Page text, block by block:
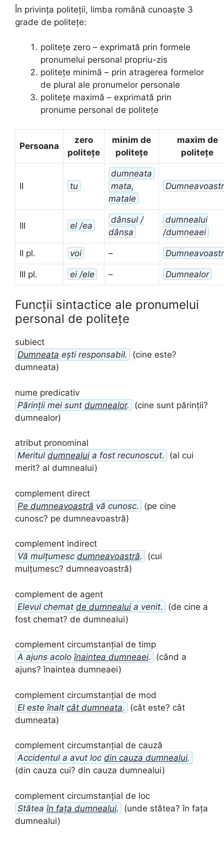
În privința politeții, limba română cunoaște 3
grade de politețe:
politețe zero – exprimată prin formele
pronumelui personal propriu-zis
politețe minimă – prin atragerea formelor
de plural ale pronumelor personale
politețe maximă – exprimată prin
pronume personal de politețe
Persoana
zero
politețe
minim de
politețe
maxim de
politețe
II tu
dumneata
mata,
matale
III el /ea
dânsul /
dânsa
dumnealui
/dumneaei
II pl. voi –
III pl. ei /ele – Dumnealor
Funcții sintactice ale pronumelui
personal de politețe
subiect
Dumneata ești responsabil.
(cine este?
dumneata)
nume predicativ
Părinții mei sunt dumnealor.
(cine sunt părinții?
dumnealor)
atribut pronominal
Meritul dumnealui a fost recunoscut.
(al cui
merit? al dumnealui)
complement direct
Pe dumneavoastră vă cunosc.
(pe cine
cunosc? pe dumneavoastră)
complement indirect
Vă mulțumesc dumneavoastră.
(cui
mulțumesc? dumneavoastră)
complement de agent
Elevul chemat de dumnealui a venit.
(de cine a
fost chemat? de dumnealui)
complement circumstanțial de timp
A ajuns acolo înaintea dumneaei.
(când a
ajuns? înaintea dumneaei)
complement circumstanțial de mod
El este înalt cât dumneata.
(cât este? cât
dumneata)
complement circumstanțial de cauză
Accidentul a avut loc din cauza dumnealui.
(din cauza cui? din cauza dumnealui)
complement circumstanțial de loc
Stătea în fața dumnealui.
(unde stătea? în fața
dumnealui)